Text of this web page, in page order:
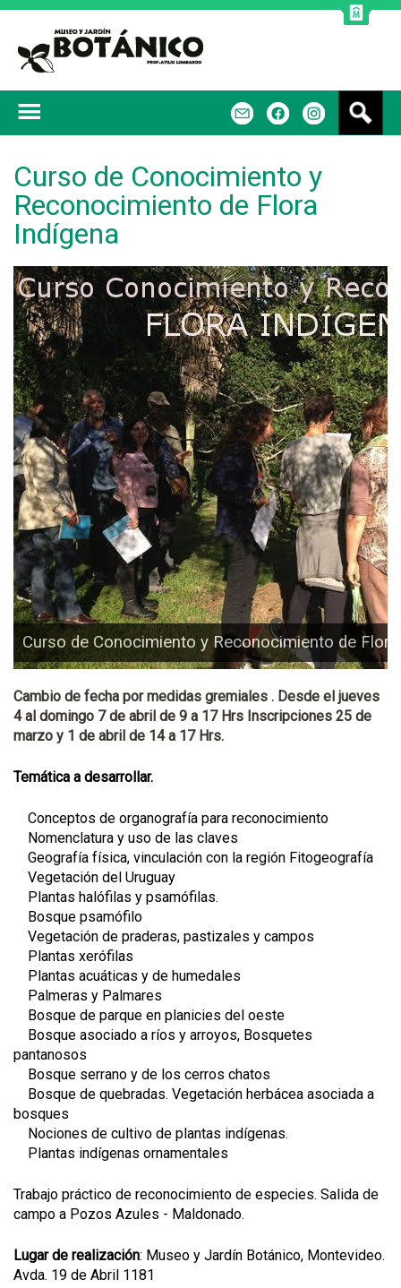
Curso de Conocimiento y
Reconocimiento de Flora
Indígena
Curso de Conocimiento y Reconocimiento de
Cambio de fecha por medidas gremiales . Desde el jueves
4 al domingo 7 de abril de 9 a 17 Hrs Inscripciones 25 de
marzo y 1 de abril de 14 a 17 Hrs.
Temática a desarrollar.
Conceptos de organografía para reconocimiento
Nomenclatura y uso de las claves
Geografía física, vinculación con la región Fitogeografía
Vegetación del Uruguay
Plantas halófilas y psamófilas.
Bosque psamófilo
Vegetación de praderas, pastizales y campos
Plantas xerófilas
Plantas acuáticas y de humedales
Palmeras y Palmares
Bosque de parque en planicies del oeste
Bosque asociado a ríos y arroyos, Bosquetes
pantanosos
Bosque serrano y de los cerros chatos
Bosque de quebradas. Vegetación herbácea asociada a
bosques
Nociones de cultivo de plantas indígenas.
Plantas indígenas ornamentales
Trabajo práctico de reconocimiento de especies. Salida de
campo a Pozos Azules - Maldonado.
Lugar de realización: Museo y Jardín Botánico, Montevideo.
Avda. 19 de Abril 1181
s